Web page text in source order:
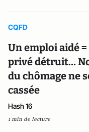
CQFD
Un emploi aidé
privé détruit…
du chômage ne
cassée
Hash 16
1 min de lecture